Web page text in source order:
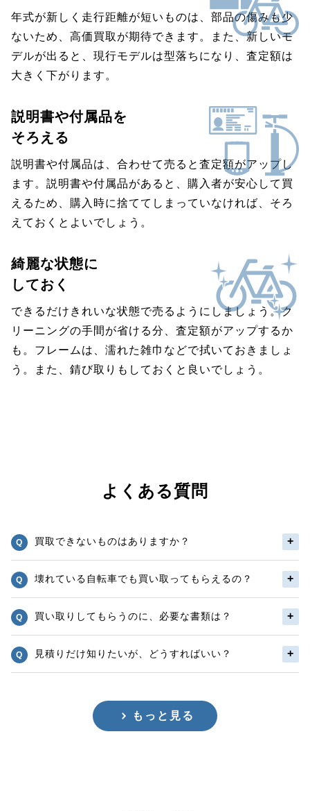
年式が新しく走行距離が短いものは、部品の傷みも少
ないため、高価買取が期待できます。また、新しいモ
デルが出ると、現行モデルは型落ちになり、査定額は
大きく下がります。
説明書や付属品を
そろえる
説明書や付属品は、合わせて売ると査定額がアップし
ます。説明書や付属品があると、購入者が安心して買
えるため、購入時に捨ててしまっていなければ、そろ
えておくとよいでしょう。
綺麗な状態に
しておく
できるだけきれいな状態で売るようにしましょう。ク
リーニングの手間が省ける分、査定額がアップするか
も。フレームは、濡れた雑巾などで拭いておきましょ
う。また、錆び取りもしておくと良いでしょう。
よくある質問
買取できないものはありますか？
壊れている自転車でも買い取ってもらえるの？
買い取りしてもらうのに、必要な書類は？
見積りだけ知りたいが、どうすればいい？
もっと見る